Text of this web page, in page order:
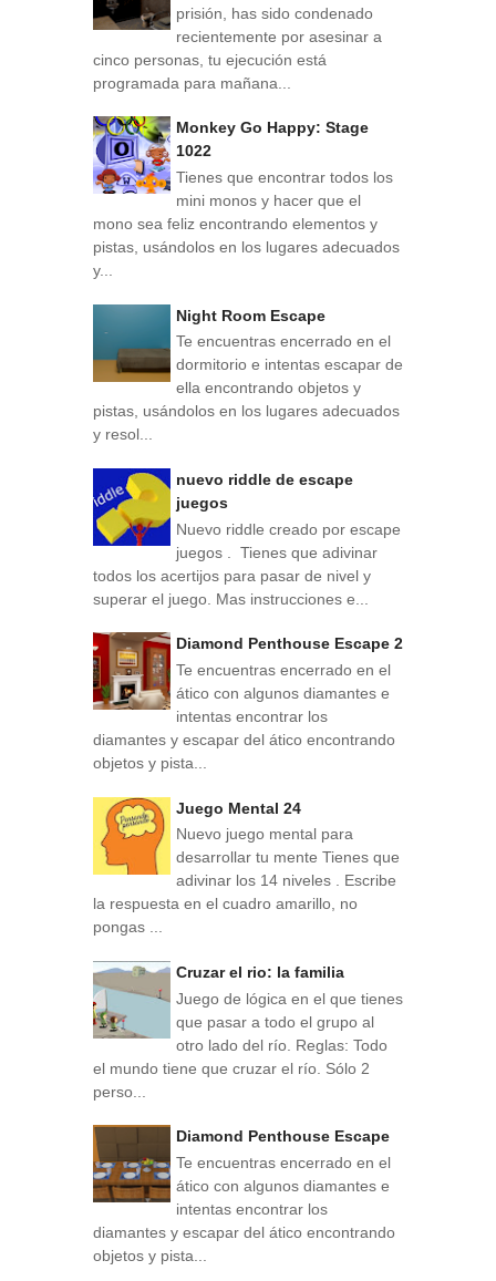
prisión, has sido condenado
recientemente por asesinar a
cinco personas, tu ejecución está
programada para mañana...
Monkey Go Happy: Stage
1022
Tienes que encontrar todos los
mini monos y hacer que el
mono sea feliz encontrando elementos y
pistas, usándolos en los lugares adecuados
y...
Night Room Escape
Te encuentras encerrado en el
dormitorio e intentas escapar de
ella encontrando objetos y
pistas, usándolos en los lugares adecuados
y resol...
nuevo riddle de escape
juegos
Nuevo riddle creado por escape
juegos . Tienes que adivinar
todos los acertijos para pasar de nivel y
superar el juego. Mas instrucciones e...
Diamond Penthouse Escape 2
Te encuentras encerrado en el
ático con algunos diamantes e
intentas encontrar los
diamantes y escapar del ático encontrando
objetos y pista...
Juego Mental 24
Nuevo juego mental para
desarrollar tu mente Tienes que
adivinar los 14 niveles . Escribe
la respuesta en el cuadro amarillo, no
pongas ...
Cruzar el rio: la familia
Juego de lógica en el que tienes
que pasar a todo el grupo al
otro lado del río. Reglas: Todo
el mundo tiene que cruzar el río. Sólo 2
perso...
Diamond Penthouse Escape
Te encuentras encerrado en el
ático con algunos diamantes e
intentas encontrar los
diamantes y escapar del ático encontrando
objetos y pista...